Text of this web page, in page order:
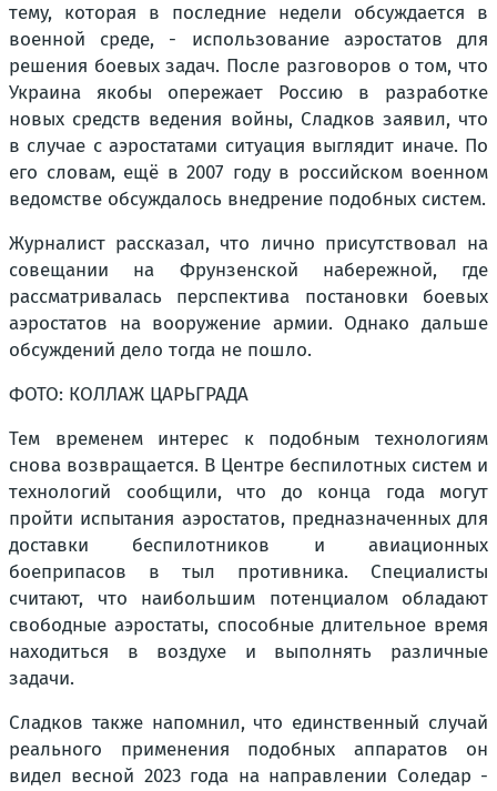
тему, которая в последние недели обсуждается в
военной среде, - использование аэростатов для
решения боевых задач. После разговоров о том, что
Украина якобы опережает Россию в разработке
новых средств ведения войны, Сладков заявил, что
в случае с аэростатами ситуация выглядит иначе. По
его словам, ещё в 2007 году в российском военном
ведомстве обсуждалось внедрение подобных систем.
Журналист рассказал, что лично присутствовал на
совещании на Фрунзенской набережной, где
рассматривалась перспектива постановки боевых
аэростатов на вооружение армии. Однако дальше
обсуждений дело тогда не пошло.
ФОТО: КОЛЛАЖ ЦАРЬГРАДА
Тем временем интерес к подобным технологиям
снова возвращается. В Центре беспилотных систем и
технологий сообщили, что до конца года могут
пройти испытания аэростатов, предназначенных для
доставки беспилотников и авиационных
боеприпасов в тыл противника. Специалисты
считают, что наибольшим потенциалом обладают
свободные аэростаты, способные длительное время
находиться в воздухе и выполнять различные
задачи.
Сладков также напомнил, что единственный случай
реального применения подобных аппаратов он
видел весной 2023 года на направлении Соледар -